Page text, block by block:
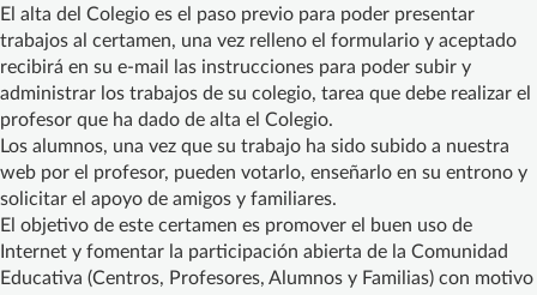
El alta del Colegio es el paso previo para poder presentar
trabajos al certamen, una vez relleno el formulario y aceptado
recibirá en su e-mail las instrucciones para poder subir y
administrar los trabajos de su colegio, tarea que debe realizar el
profesor que ha dado de alta el Colegio.
Los alumnos, una vez que su trabajo ha sido subido a nuestra
web por el profesor, pueden votarlo, enseñarlo en su entrono y
solicitar el apoyo de amigos y familiares.
El objetivo de este certamen es promover el buen uso de
Internet y fomentar la participación abierta de la Comunidad
Educativa (Centros, Profesores, Alumnos y Familias) con motivo